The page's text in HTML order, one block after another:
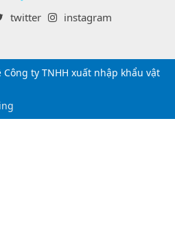
twitter instagram
ty TNHH xuất nhập khẩu vật